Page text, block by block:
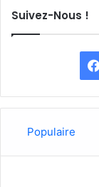
Suivez-Nous !
Populaire